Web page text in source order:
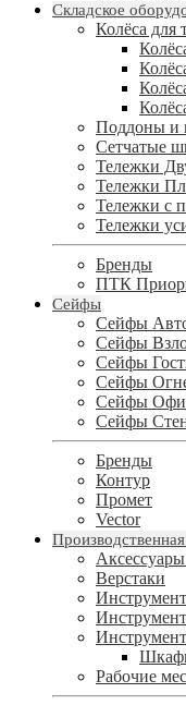
Складское
Колёса для
Поддоны и
Сетчатые
Тележки
Тележки
Тележки с
Тележки
Бренды
ПТК
Сейфы
Сейфы
Сейфы
Сейфы
Сейфы
Сейфы
Сейфы
Бренды
Контур
Промет
Vector
Верстаки
Рабочие